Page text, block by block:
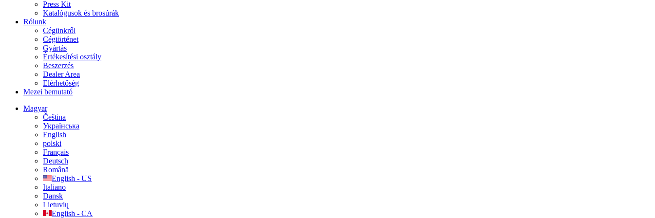
Press Kit
Katalógusok és brosúrák
Rólunk
Cégünkről
Cégtörténet
Gyártás
Értékesítési osztály
Beszerzés
Dealer Area
Elérhetőség
Mezei bemutató
Magyar
Čeština
Українська
English
polski
Français
Deutsch
Română
English - US
Italiano
Dansk
Lietuvių
English - CA